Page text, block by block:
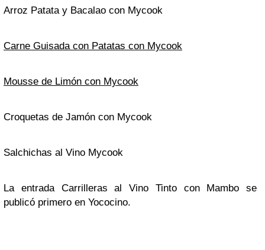
Arroz Patata y Bacalao con Mycook
Carne Guisada con Patatas con Mycook
Mousse de Limón con Mycook
Croquetas de Jamón con Mycook
Salchichas al Vino Mycook
La entrada Carrilleras al Vino Tinto con Mambo se
publicó primero en Yococino.